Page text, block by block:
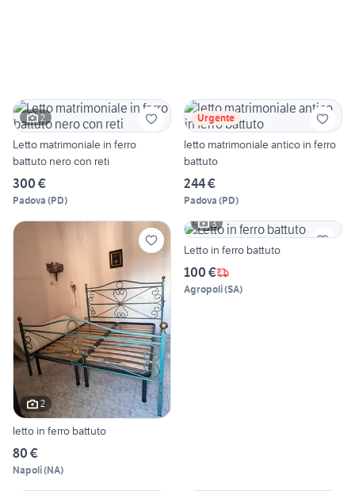
2
Letto matrimoniale in ferro
battuto nero con reti
300 €
Padova (PD)
Urgente
letto matrimoniale antico in ferro
battuto
244 €
Padova (PD)
2
letto in ferro battuto
80 €
Napoli(NA)
3
Letto in ferro battuto
100 €
Agropoli(SA)